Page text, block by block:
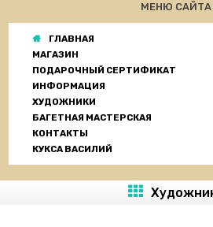
МЕНЮ САЙТА
ГЛАВНАЯ
МАГАЗИН
ПОДАРОЧНЫЙ СЕРТИФИКАТ
ИНФОРМАЦИЯ
ХУДОЖНИКИ
БАГЕТНАЯ МАСТЕРСКАЯ
КОНТАКТЫ
КУКСА ВАСИЛИЙ